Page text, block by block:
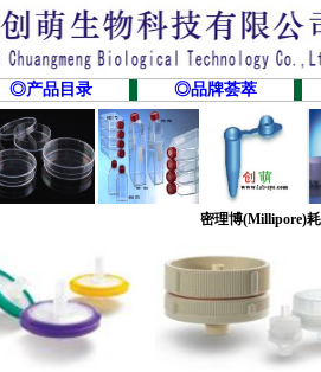
◎产品目录 ◎品牌荟萃
密理博(Millipore)